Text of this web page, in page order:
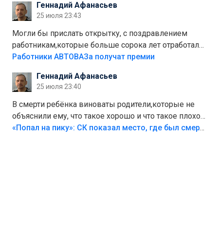
Штрафы мизерные.
Геннадий Афанасьев
25 июля 23:43
Могли бы прислать открытку, с поздравлением
работникам,которые больше сорока лет отработали
на предприятии.
Работники АВТОВАЗа получат премии
Геннадий Афанасьев
25 июля 23:40
В смерти ребёнка виноваты родители,которые не
объяснили ему, что такое хорошо и что такое плохо!
Лезть через такой забор,верх безумия,есть же
«Попал на пику»: СК показал место, где был смертельно травмирован ребенок в Тольятти